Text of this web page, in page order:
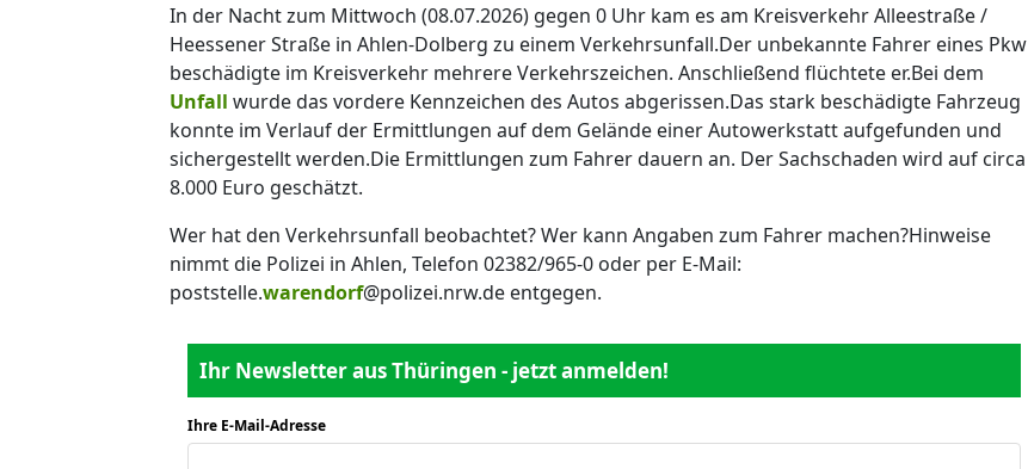
In der Nacht zum Mittwoch (08.07.2026) gegen 0 Uhr kam es am Kreisverkehr Alleestraße /
Heessener Straße in Ahlen-Dolberg zu einem Verkehrsunfall.Der unbekannte Fahrer eines Pkw
beschädigte im Kreisverkehr mehrere Verkehrszeichen. Anschließend flüchtete er.Bei dem
Unfall wurde das vordere Kennzeichen des Autos abgerissen.Das stark beschädigte Fahrzeug
konnte im Verlauf der Ermittlungen auf dem Gelände einer Autowerkstatt aufgefunden und
sichergestellt werden.Die Ermittlungen zum Fahrer dauern an. Der Sachschaden wird auf circa
8.000 Euro geschätzt.
Wer hat den Verkehrsunfall beobachtet? Wer kann Angaben zum Fahrer machen?Hinweise
nimmt die Polizei in Ahlen, Telefon 02382/965-0 oder per E-Mail:
poststelle.warendorf@polizei.nrw.de entgegen.
Ihr Newsletter aus Thüringen - jetzt anmelden!
Ihre E-Mail-Adresse